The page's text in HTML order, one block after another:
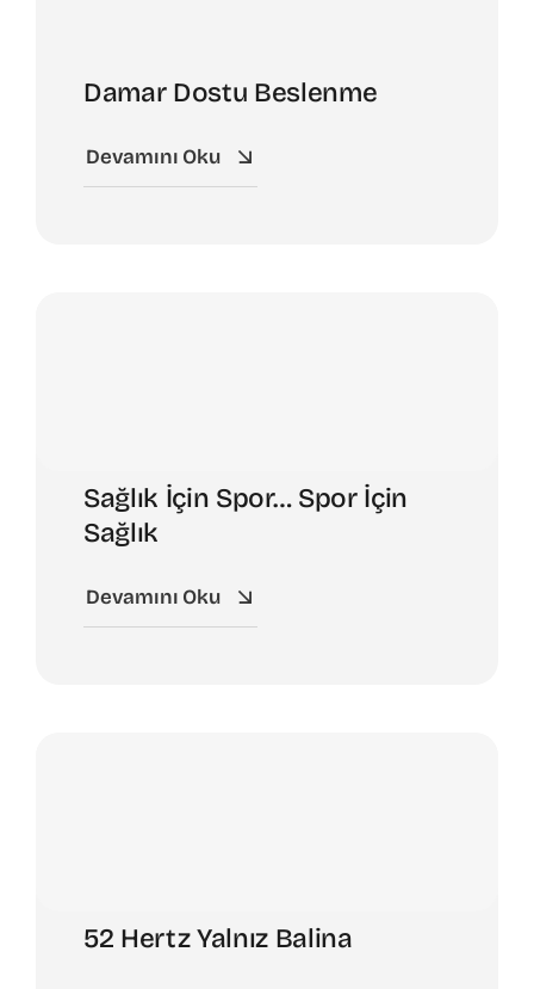
Damar Dostu Beslenme
Devamını Oku
Sağlık İçin Spor… Spor İçin
Sağlık
Devamını Oku
52 Hertz Yalnız Balina